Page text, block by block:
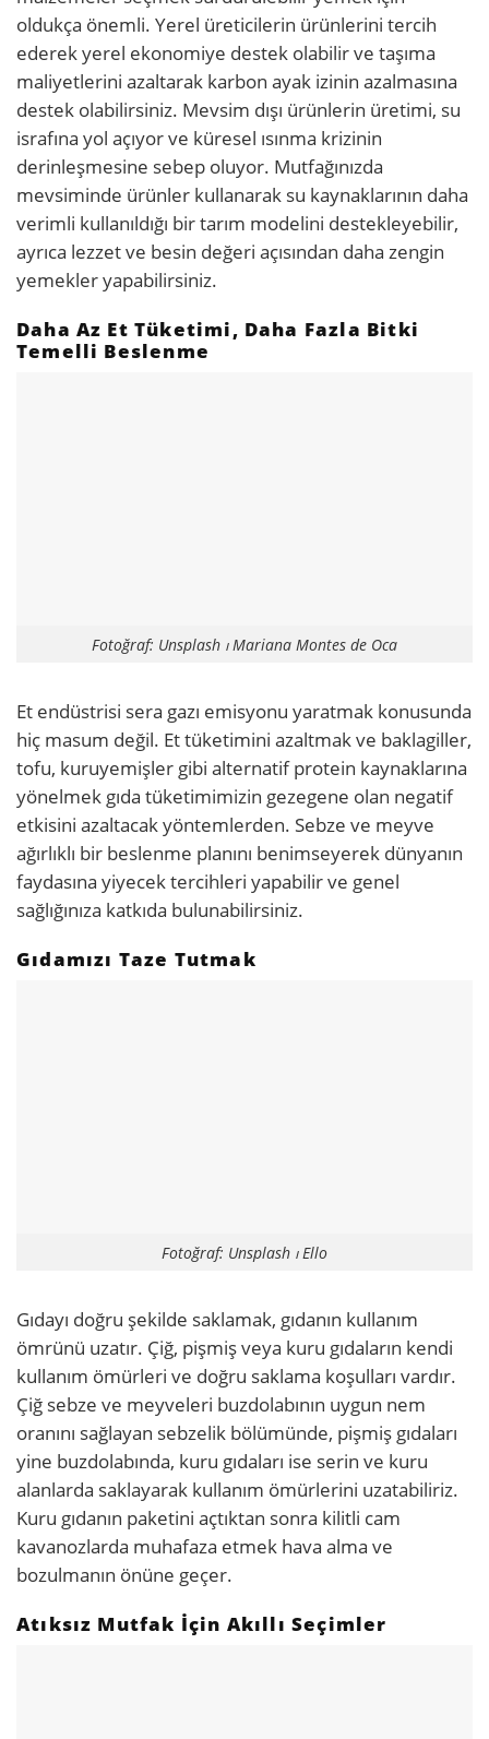
oldukça önemli. Yerel üreticilerin ürünlerini tercih
ederek yerel ekonomiye destek olabilir ve taşıma
maliyetlerini azaltarak karbon ayak izinin azalmasına
destek olabilirsiniz. Mevsim dışı ürünlerin üretimi, su
israfına yol açıyor ve küresel ısınma krizinin
derinleşmesine sebep oluyor. Mutfağınızda
mevsiminde ürünler kullanarak su kaynaklarının daha
verimli kullanıldığı bir tarım modelini destekleyebilir,
ayrıca lezzet ve besin değeri açısından daha zengin
yemekler yapabilirsiniz.
Daha Az Et Tüketimi, Daha Fazla Bitki
Temelli Beslenme
Fotoğraf: Unsplash ⏐ Mariana Montes de Oca
Et endüstrisi sera gazı emisyonu yaratmak konusunda
hiç masum değil. Et tüketimini azaltmak ve baklagiller,
tofu, kuruyemişler gibi alternatif protein kaynaklarına
yönelmek gıda tüketimimizin gezegene olan negatif
etkisini azaltacak yöntemlerden. Sebze ve meyve
ağırlıklı bir beslenme planını benimseyerek dünyanın
faydasına yiyecek tercihleri yapabilir ve genel
sağlığınıza katkıda bulunabilirsiniz.
Gıdamızı Taze Tutmak
Fotoğraf: Unsplash ⏐ Ello
Gıdayı doğru şekilde saklamak, gıdanın kullanım
ömrünü uzatır. Çiğ, pişmiş veya kuru gıdaların kendi
kullanım ömürleri ve doğru saklama koşulları vardır.
Çiğ sebze ve meyveleri buzdolabının uygun nem
oranını sağlayan sebzelik bölümünde, pişmiş gıdaları
yine buzdolabında, kuru gıdaları ise serin ve kuru
alanlarda saklayarak kullanım ömürlerini uzatabiliriz.
Kuru gıdanın paketini açtıktan sonra kilitli cam
kavanozlarda muhafaza etmek hava alma ve
bozulmanın önüne geçer.
Atıksız Mutfak İçin Akıllı Seçimler